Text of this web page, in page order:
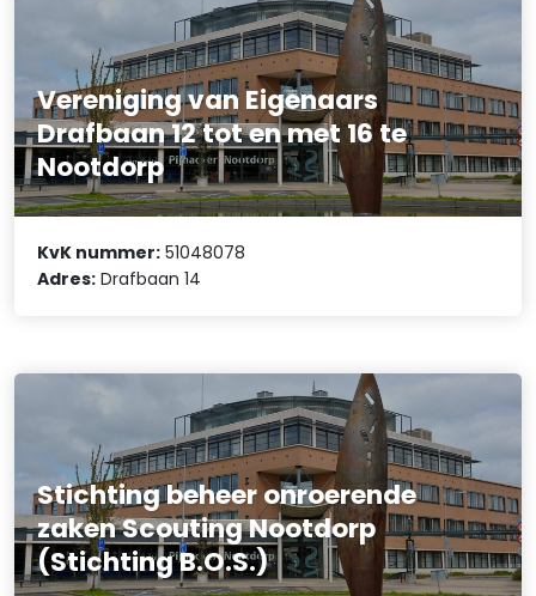
Vereniging van Eigenaars
Drafbaan 12 tot en met 16 te
Nootdorp
KvK nummer: 51048078
Adres: Drafbaan 14
Stichting beheer onroerende
zaken Scouting Nootdorp
(Stichting B.O.S.)